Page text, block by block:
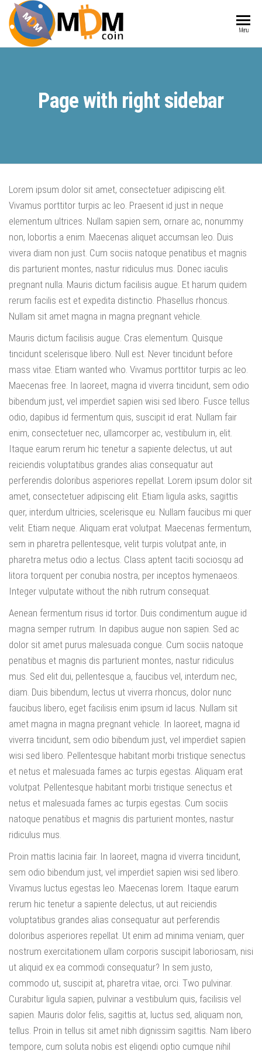
Services
Menu
Page with right sidebar
Lorem ipsum dolor sit amet, consectetuer adipiscing elit.
Vivamus porttitor turpis ac leo. Praesent id just in neque
elementum ultrices. Nullam sapien sem, ornare ac, nonummy
non, lobortis a enim. Maecenas aliquet accumsan leo. Duis
vivera diam non just. Cum sociis natoque penatibus et magnis
dis parturient montes, nastur ridiculus mus. Donec iaculis
pregnant nulla. Mauris dictum facilisis augue. Et harum quidem
rerum facilis est et expedita distinctio. Phasellus rhoncus.
Nullam sit amet magna in magna pregnant vehicle.
Mauris dictum facilisis augue. Cras elementum. Quisque
tincidunt scelerisque libero. Null est. Never tincidunt before
mass vitae. Etiam wanted who. Vivamus porttitor turpis ac leo.
Maecenas free. In laoreet, magna id viverra tincidunt, sem odio
bibendum just, vel imperdiet sapien wisi sed libero. Fusce tellus
odio, dapibus id fermentum quis, suscipit id erat. Nullam fair
enim, consectetuer nec, ullamcorper ac, vestibulum in, elit.
Itaque earum rerum hic tenetur a sapiente delectus, ut aut
reiciendis voluptatibus grandes alias consequatur aut
perferendis doloribus asperiores repellat. Lorem ipsum dolor sit
amet, consectetuer adipiscing elit. Etiam ligula asks, sagittis
quer, interdum ultricies, scelerisque eu. Nullam faucibus mi quer
velit. Etiam neque. Aliquam erat volutpat. Maecenas fermentum,
sem in pharetra pellentesque, velit turpis volutpat ante, in
pharetra metus odio a lectus. Class aptent taciti sociosqu ad
litora torquent per conubia nostra, per inceptos hymenaeos.
Integer vulputate without the nibh rutrum consequat.
Aenean fermentum risus id tortor. Duis condimentum augue id
magna semper rutrum. In dapibus augue non sapien. Sed ac
dolor sit amet purus malesuada congue. Cum sociis natoque
penatibus et magnis dis parturient montes, nastur ridiculus
mus. Sed elit dui, pellentesque a, faucibus vel, interdum nec,
diam. Duis bibendum, lectus ut viverra rhoncus, dolor nunc
faucibus libero, eget facilisis enim ipsum id lacus. Nullam sit
amet magna in magna pregnant vehicle. In laoreet, magna id
viverra tincidunt, sem odio bibendum just, vel imperdiet sapien
wisi sed libero. Pellentesque habitant morbi tristique senectus
et netus et malesuada fames ac turpis egestas. Aliquam erat
volutpat. Pellentesque habitant morbi tristique senectus et
netus et malesuada fames ac turpis egestas. Cum sociis
natoque penatibus et magnis dis parturient montes, nastur
ridiculus mus.
Proin mattis lacinia fair. In laoreet, magna id viverra tincidunt,
sem odio bibendum just, vel imperdiet sapien wisi sed libero.
Vivamus luctus egestas leo. Maecenas lorem. Itaque earum
rerum hic tenetur a sapiente delectus, ut aut reiciendis
voluptatibus grandes alias consequatur aut perferendis
doloribus asperiores repellat. Ut enim ad minima veniam, quer
nostrum exercitationem ullam corporis suscipit laboriosam, nisi
ut aliquid ex ea commodi consequatur? In sem justo,
commodo ut, suscipit at, pharetra vitae, orci. Two pulvinar.
Curabitur ligula sapien, pulvinar a vestibulum quis, facilisis vel
sapien. Mauris dolor felis, sagittis at, luctus sed, aliquam non,
tellus. Proin in tellus sit amet nibh dignissim sagittis. Nam libero
tempore, cum soluta nobis est eligendi optio cumque nihil